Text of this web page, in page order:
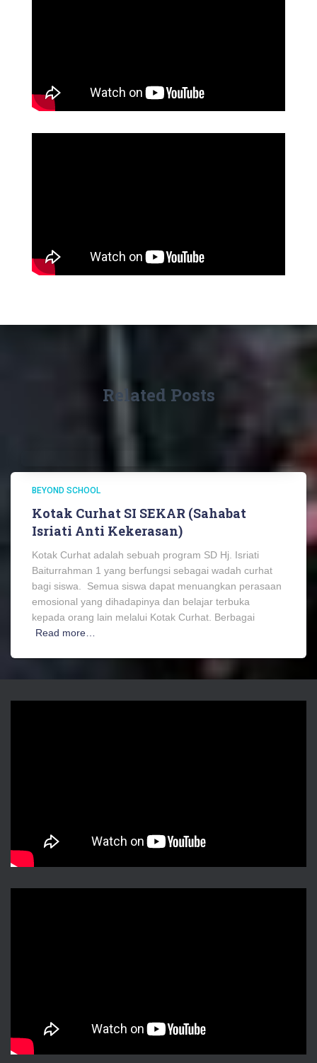
Related Posts
BEYOND SCHOOL
Kotak Curhat SI SEKAR (Sahabat
Isriati Anti Kekerasan)
Kotak Curhat adalah sebuah program SD Hj. Isriati
Baiturrahman 1 yang berfungsi sebagai wadah curhat
bagi siswa. Semua siswa dapat menuangkan perasaan
emosional yang dihadapinya dan belajar terbuka
kepada orang lain melalui Kotak Curhat. Berbagai
Read more…